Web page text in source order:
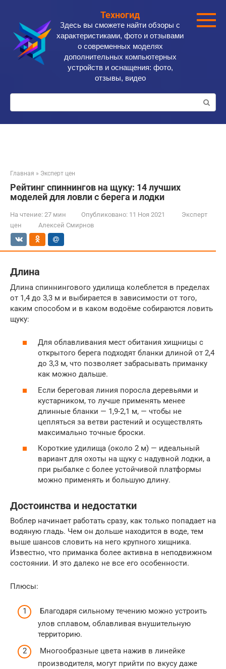
контенту
Техногид
Здесь вы сможете найти обзоры с
характеристиками, фото и отзывами
о современных моделях
дополнительных компьютерных
устройств и оснащения: фото,
отзывы, видео
Поиск:
Главная » Эксперт цен
Рейтинг спиннингов на щуку: 14 лучших
моделей для ловли с берега и лодки
На чтение: 27 мин Опубликовано: 11 Ноя 2021
Эксперт
цен
Алексей Смирнов
Длина
Длина спиннингового удилища колеблется в пределах
от 1,4 до 3,3 м и выбирается в зависимости от того,
каким способом и в каком водоёме собираются ловить
щуку:
Для облавливания мест обитания хищницы с
открытого берега подходят бланки длиной от 2,4
до 3,3 м, что позволяет забрасывать приманку
как можно дальше.
Если береговая линия поросла деревьями и
кустарником, то лучше применять менее
длинные бланки — 1,9-2,1 м, — чтобы не
цепляться за ветви растений и осуществлять
максимально точные броски.
Короткие удилища (около 2 м) — идеальный
вариант для охоты на щуку с надувной лодки, а
при рыбалке с более устойчивой платформы
можно применять и большую длину.
Достоинства и недостатки
Воблер начинает работать сразу, как только попадает на
водяную гладь. Чем он дольше находится в воде, тем
выше шансов словить на него крупного хищника.
Известно, что приманка более активна в неподвижном
состоянии. И это далеко не все его особенности.
Плюсы:
Благодаря сильному течению можно устроить
улов сплавом, облавливая внушительную
территорию.
Многообразные цвета нажив в линейке
производителя, могут прийти по вкусу даже